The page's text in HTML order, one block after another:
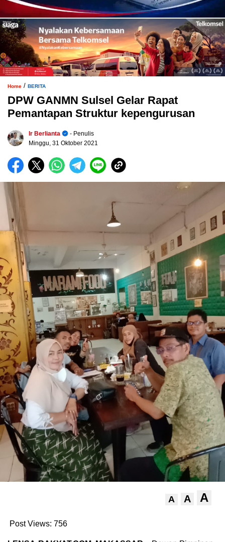
Home / BERITA
DPW GANMN Sulsel Gelar Rapat
Pemantapan Struktur kepengurusan
Ir Berlianta
- Penulis
Minggu, 31 Oktober 2021
A A A
Post Views: 756